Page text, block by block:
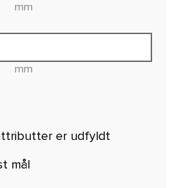
mm
mm
er udfyldt
mål